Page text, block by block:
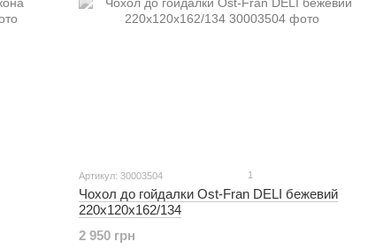
Артикул: 30003504 1
Чохол до гойдалки Ost-Fran DELI бежевий
220x120x162/134
2 950 грн